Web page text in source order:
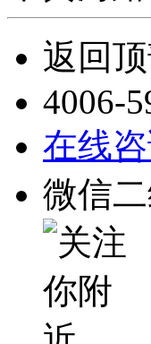
返回
4006-
在线
微信